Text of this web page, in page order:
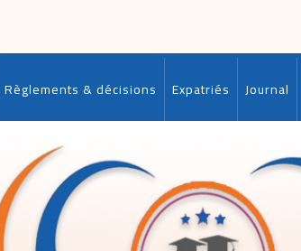
Règlements & décisions Expatriés Journal